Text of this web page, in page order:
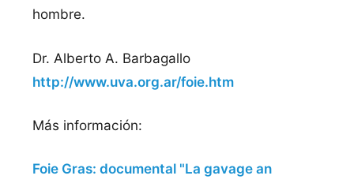
hombre.
Dr. Alberto A. Barbagallo
http://www.uva.org.ar/foie.htm
Más información:
Foie Gras: documental "La gavage an